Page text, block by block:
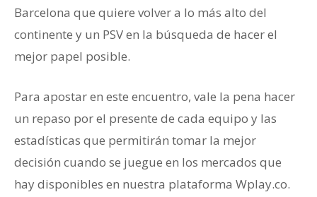
Barcelona que quiere volver a lo más alto del
continente y un PSV en la búsqueda de hacer el
mejor papel posible.
Para apostar en este encuentro, vale la pena hacer
un repaso por el presente de cada equipo y las
estadísticas que permitirán tomar la mejor
decisión cuando se juegue en los mercados que
hay disponibles en nuestra plataforma Wplay.co.